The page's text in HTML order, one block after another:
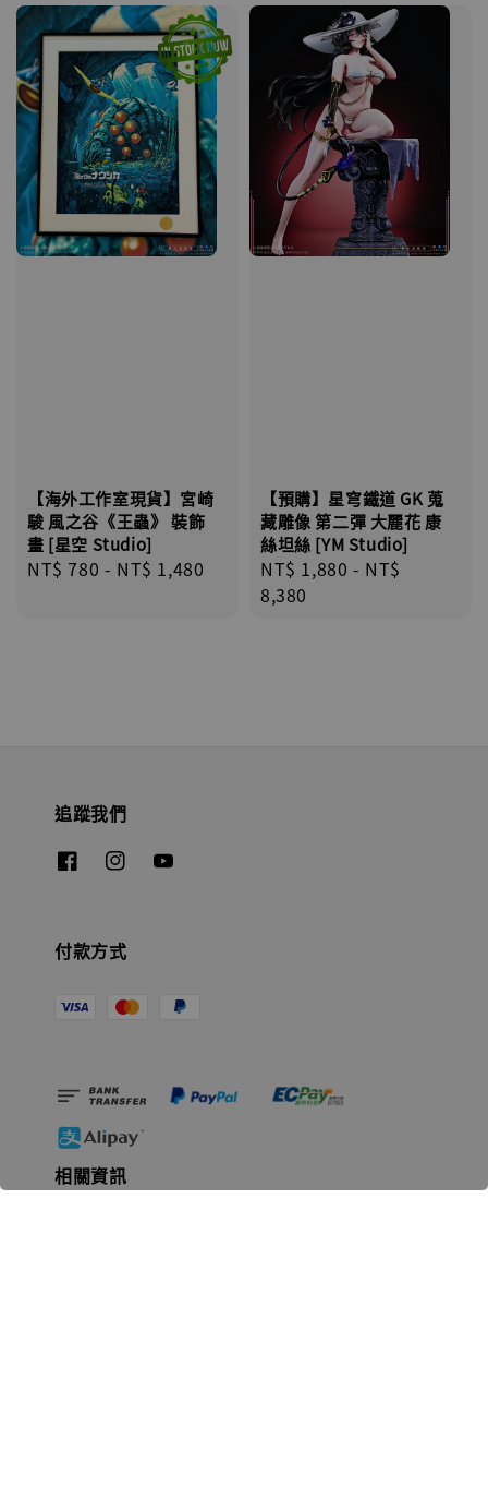
【海外工作室現貨】宮崎
駿 風之谷《王蟲》 裝飾
畫 [星空 Studio]
Regular
NT$ 780 - NT$ 1,480
【預購】星穹鐵道 GK 蒐
藏雕像 第二彈 大麗花 康
絲坦絲 [YM Studio]
Regular
price
NT$ 1,880 - NT$
8,380
追蹤我們
付款方式
相關資訊